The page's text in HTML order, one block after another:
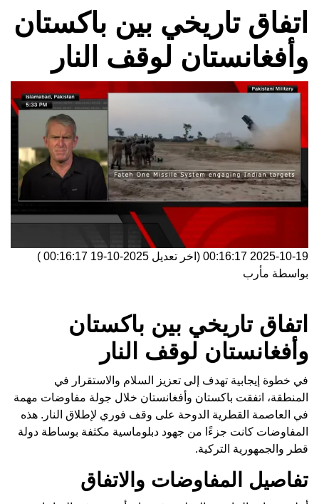
اتفاق تاريخي بين باكستان
وأفغانستان لوقف النار
2025-10-19 00:16:17 (اخر تعديل 2025-10-19 00:16:17
)
بواسطة مأرب
اتفاق تاريخي بين باكستان
وأفغانستان لوقف النار
في خطوة إيجابية تهدف إلى تعزيز السلام والاستقرار في
المنطقة، اتفقت باكستان وأفغانستان خلال جولة مفاوضات مهمة
في العاصمة القطرية الدوحة على وقف فوري لإطلاق النار. هذه
المفاوضات كانت جزءًا من جهود دبلوماسية مكثفة بوساطة دولة
قطر والجمهورية التركية.
تفاصيل المفاوضات والاتفاق